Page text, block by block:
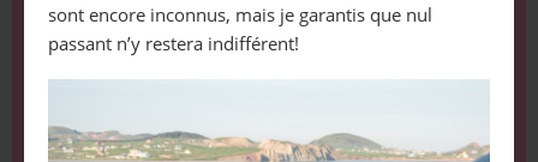
sont encore inconnus, mais je garantis que nul
passant n’y restera indifférent!